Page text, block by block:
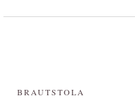
BRAUTSTOLA